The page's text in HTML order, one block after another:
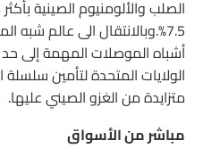
7.5%.وبالانتقال الى عالم شبه
أشباه الموصلات المهمة إلى
الولايات المتحدة لتأمين
متزايدة من الغزو الصيني عليها.
مباشر من الأسواق